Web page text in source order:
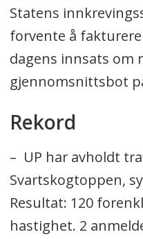
Statens
forvente å
dagens innsats om
gjennomsnittsbot
Rekord
– UP har avholdt
Svartskogtoppen,
Resultat: 120
hastighet. 2